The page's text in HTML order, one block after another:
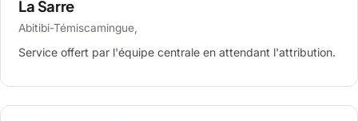
La Sarre
Abitibi-Témiscamingue,
Service offert par l'équipe centrale en attendant l'attribution.